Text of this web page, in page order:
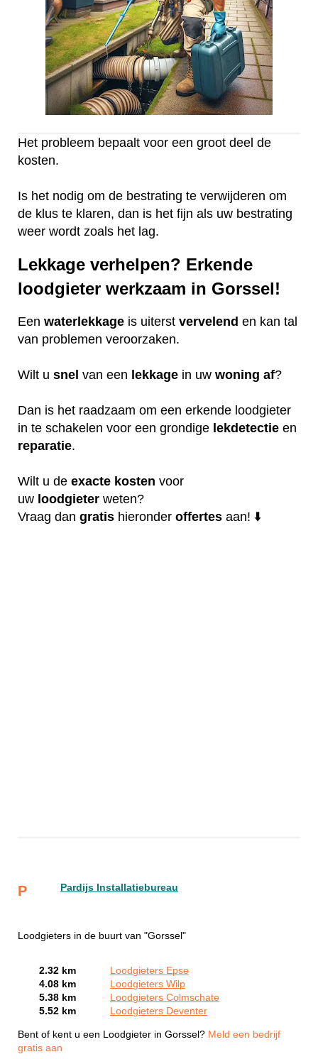
Het probleem bepaalt voor een groot deel de
kosten.
Is het nodig om de bestrating te verwijderen om
de klus te klaren, dan is het fijn als uw bestrating
weer wordt zoals het lag.
Lekkage verhelpen? Erkende
loodgieter werkzaam in Gorssel!
Een waterlekkage is uiterst vervelend en kan tal
van problemen veroorzaken.
Wilt u snel van een lekkage in uw woning af?
Dan is het raadzaam om een erkende loodgieter
in te schakelen voor een grondige lekdetectie en
reparatie.
Wilt u de exacte kosten voor
uw loodgieter weten?
Vraag dan gratis hieronder offertes aan! ⬇️
P Pardijs Installatiebureau
Loodgieters in de buurt van "Gorssel"
2.32 km
Loodgieters Epse
4.08 km
Loodgieters Wilp
5.38 km
Loodgieters Colmschate
5.52 km
Loodgieters Deventer
Bent of kent u een Loodgieter in Gorssel? Meld een bedrijf
gratis aan